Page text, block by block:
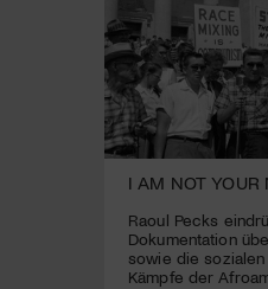
I AM NOT YOUR
Raoul Pecks
Dokumentation
sowie die
Kämpfe der